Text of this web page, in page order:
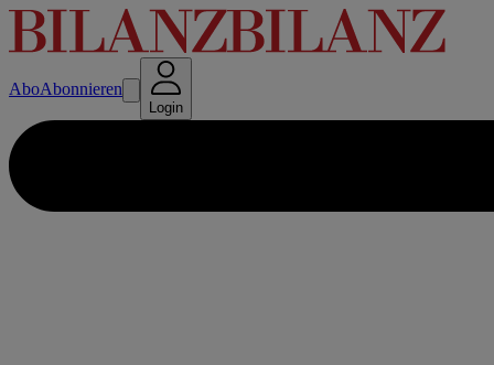
AboAbonnieren
Login